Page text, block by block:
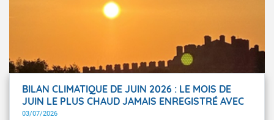
BILAN CLIMATIQUE DE JUIN 2026 : LE MOIS DE
JUIN LE PLUS CHAUD JAMAIS ENREGISTRÉ AVEC
UNE CANICULE HISTORIQUE
03/07/2026